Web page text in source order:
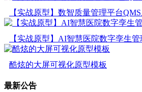
【实战原型】数智质量管理平台
【实战原型】AI智慧医院数字孪生管
酷炫的大屏可视化原型模板
最新公告